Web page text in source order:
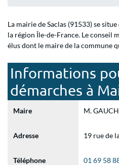
La mairie de Saclas (91533) se
la région Île-de-France. Le conseil
élus dont le maire de la commune
Informations
démarches à
Maire M.
Adresse 19 rue de
Téléphone 01 69 58